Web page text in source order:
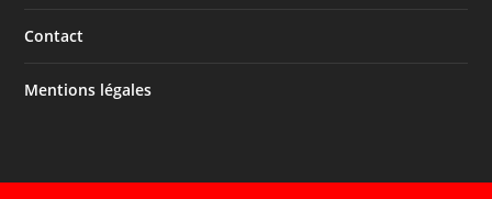
Contact
Mentions légales